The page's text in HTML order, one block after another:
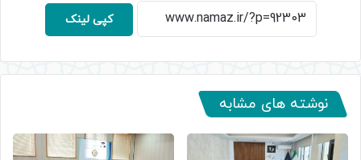
کپی لینک
نوشته های مشابه